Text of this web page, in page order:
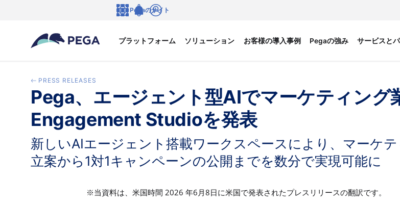
プラットフォーム ソリューション お客様の導入事例 Pegaの強み サービスと
Pegaのサイト
PRESS RELEASES
Pega、エージェント型AIでマーケティン
Engagement Studioを発表
新しいAIエージェント搭載ワークスペースにより、マーケ
立案から1対1キャンペーンの公開までを数分で実現可能に
※当資料は、米国時間 2026年6 月8 日に米国で発表されたプレスリリースの翻訳です。